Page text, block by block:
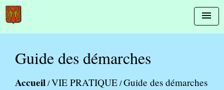
menu
Guide des démarches
Accueil/VIE PRATIQUE/Guide des démarches